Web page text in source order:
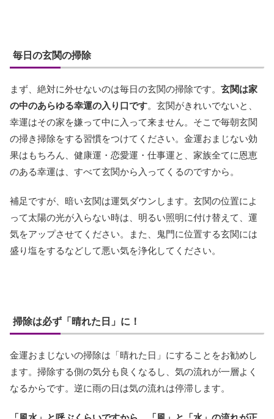
毎日の玄関の掃除
まず、絶対に外せないのは毎日の玄関の掃除です。 玄関は家
の中のあらゆる幸運の入り口です。玄関がきれいでないと、
幸運はその家を嫌って中に入って来ません。そこで毎朝玄関
の掃き掃除をする習慣をつけてください。金運おまじない効
果はもちろん、健康運・恋愛運・仕事運と、家族全てに恩恵
のある幸運は、すべて玄関から入ってくるのですから。
補足ですが、暗い玄関は運気ダウンします。玄関の位置によ
って太陽の光が入らない時は、明るい照明に付け替えて、運
気をアップさせてください。また、鬼門に位置する玄関には
盛り塩をするなどして悪い気を浄化してください。
掃除は必ず「晴れた日」に！
金運おまじないの掃除は「晴れた日」にすることをお勧めし
ます。掃除する側の気分も良くなるし、気の流れが一層よく
なるからです。逆に雨の日は気の流れは停滞します。